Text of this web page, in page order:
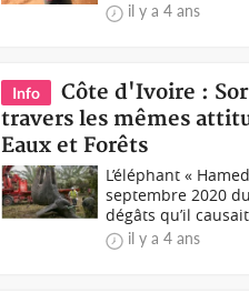
il y a 4 ans
Info
Côte d'Ivoire :
travers les mêmes
Eaux et Forêts
L’éléphant «
septembre 2020
dégâts qu’il
il y a 4 ans